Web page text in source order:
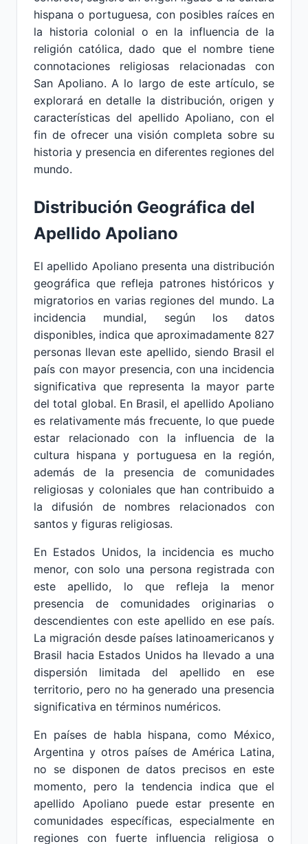
hispana o portuguesa, con posibles raíces en
la historia colonial o en la influencia de la
religión católica, dado que el nombre tiene
connotaciones religiosas relacionadas con
San Apoliano. A lo largo de este artículo, se
explorará en detalle la distribución, origen y
características del apellido Apoliano, con el
fin de ofrecer una visión completa sobre su
historia y presencia en diferentes regiones del
mundo.
Distribución Geográfica del
Apellido Apoliano
El apellido Apoliano presenta una distribución
geográfica que refleja patrones históricos y
migratorios en varias regiones del mundo. La
incidencia mundial, según los datos
disponibles, indica que aproximadamente 827
personas llevan este apellido, siendo Brasil el
país con mayor presencia, con una incidencia
significativa que representa la mayor parte
del total global. En Brasil, el apellido Apoliano
es relativamente más frecuente, lo que puede
estar relacionado con la influencia de la
cultura hispana y portuguesa en la región,
además de la presencia de comunidades
religiosas y coloniales que han contribuido a
la difusión de nombres relacionados con
santos y figuras religiosas.
En Estados Unidos, la incidencia es mucho
menor, con solo una persona registrada con
este apellido, lo que refleja la menor
presencia de comunidades originarias o
descendientes con este apellido en ese país.
La migración desde países latinoamericanos y
Brasil hacia Estados Unidos ha llevado a una
dispersión limitada del apellido en ese
territorio, pero no ha generado una presencia
significativa en términos numéricos.
En países de habla hispana, como México,
Argentina y otros países de América Latina,
no se disponen de datos precisos en este
momento, pero la tendencia indica que el
apellido Apoliano puede estar presente en
comunidades específicas, especialmente en
regiones con fuerte influencia religiosa o